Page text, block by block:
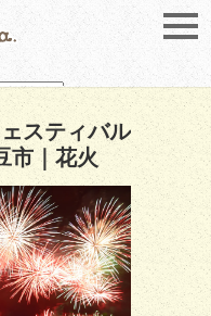
Translate
スティバル
市｜花火